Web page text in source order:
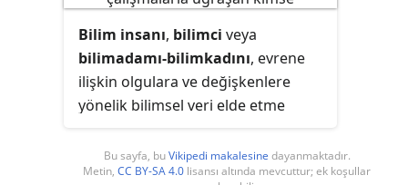
organizma bulduğunu iddia etti ve
bu keşfi için Nobel ödülü aldı.
Bilim insanı, bilimci veya
bilimadamı-bilimkadını, evrene
ilişkin olgulara ve değişkenlere
yönelik bilimsel veri elde etme
bir şekilde bilgi elde etmeye çalışan
kişidir. Daha sınırlı anlamda ise
Bu sayfa, buVikipedi makalesine dayanmaktadır.
Metin, CC BY-SA 4.0 lisansı altında mevcuttur; ek koşullar